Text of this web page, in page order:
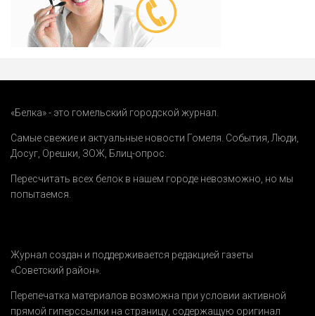
«Белка» - это гомельский городской журнал.
Самые свежие и актуальные новости Гомеля. События,Люди,
Досуг, Орешки, ЗОЖ, Блиц-опрос.
Пересчитать всех белок в нашем городе невозможно, но мы
попытаемся.
Журнал создан и поддерживается редакцией газеты
«Советский район».
Перепечатка материалов возможна при условии активной
прямой гиперссылки на страницу, содержащую оригинал